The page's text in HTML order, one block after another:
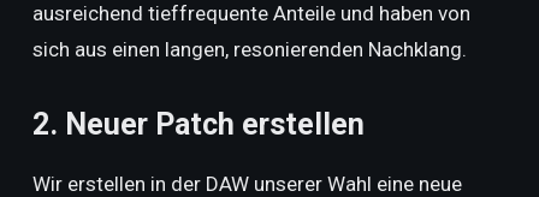
ausreichend tieffrequente Anteile und haben von
sich aus einen langen, resonierenden Nachklang.
2. Neuer Patch erstellen
Wir erstellen in der DAW unserer Wahl eine neue